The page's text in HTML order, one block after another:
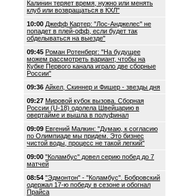
Калинин теряет время, нужно или менять
клуб или возвращаться в КХЛ"
10:00 Джефф Картер: "Лос-Анджелес" не
попадет в плей-офф, если будет так
обделываться на выезде"
09:45 Роман Ротенберг: "На будущее
можем рассмотреть вариант, чтобы на
Кубке Первого канала играло две сборные
России"
09:36 Айкел, Скиннер и Фишер - звезды дня
09:27 Мировой кубок вызова. Сборная
России (U-18) одолела Швейцарию в
овертайме и вышла в полуфинал
09:09 Евгений Малкин: "Думаю, к согласию
по Олимпиаде мы придем. Это бизнес
чистой воды, процесс не такой легкий"
09:00 "Коламбус" довел серию побед до 7
матчей
08:54 "Эдмонтон" - "Коламбус". Бобровский
одержал 17-ю победу в сезоне и обогнал
Прайса